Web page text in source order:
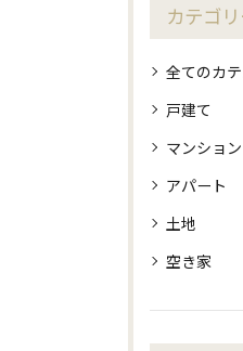
カテゴ
全てのカ
戸建て
マンション
アパート
土地
空き家